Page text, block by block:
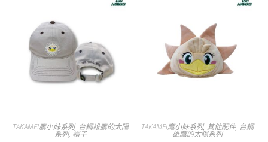
TAKAMEI鷹小妹系列, 台鋼雄鷹的太陽
系列, 帽子
TAKAMEI鷹小妹系列, 其他配件, 台鋼
雄鷹的太陽系列